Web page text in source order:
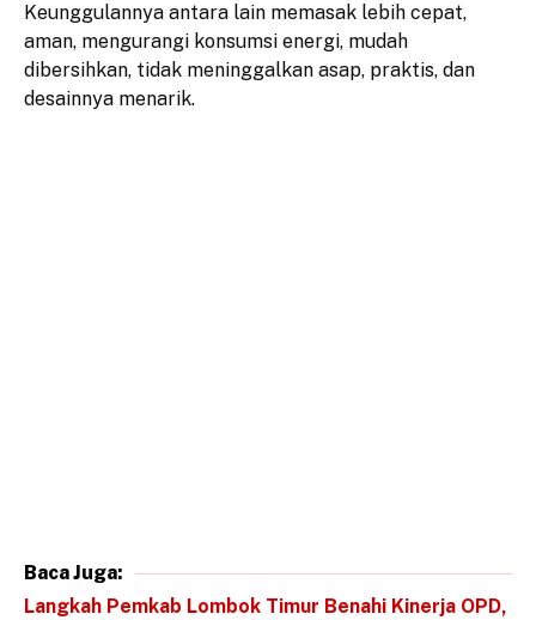
Keunggulannya antara lain memasak lebih cepat,
aman, mengurangi konsumsi energi, mudah
dibersihkan, tidak meninggalkan asap, praktis, dan
desainnya menarik.
Baca Juga:
Langkah Pemkab Lombok Timur Benahi Kinerja OPD,